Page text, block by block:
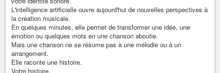
L'intelligence artificielle ouvre aujourd'hui de nouvelles perspectives à
la création musicale.
En quelques minutes, elle permet de transformer une idée, une
émotion ou quelques mots en une chanson aboutie.
Mais une chanson ne se résume pas à une mélodie ou à un
arrangement.
Elle raconte une histoire.
Votre histoire.